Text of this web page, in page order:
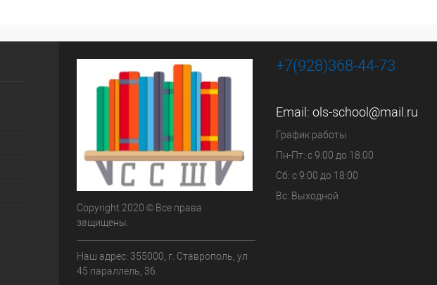
Copyright 2020 © Все права
защищены.
Наш адрес: 355000, г. Ставрополь, ул
45 параллель, 36.
+7(928)368-44-73
Email: ols-school@mail.ru
График работы
Пн-Пт: с 9:00 до 18:00
Сб: с 9:00 до 18:00
Вс: Выходной